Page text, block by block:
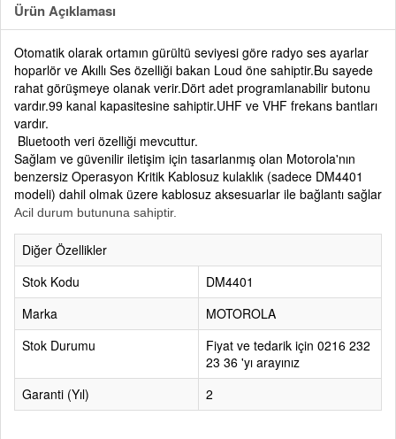
Ürün Açıklaması
Otomatik olarak ortamın gürültü seviyesi göre radyo ses ayarlar
hoparlör ve Akıllı Ses özelliği bakan Loud öne sahiptir.Bu sayede
rahat görüşmeye olanak verir.Dört adet programlanabilir butonu
vardır.99 kanal kapasitesine sahiptir.UHF ve VHF frekans bantları
vardır.
Bluetooth veri özelliği mevcuttur.
Sağlam ve güvenilir iletişim için tasarlanmış olan Motorola'nın
benzersiz Operasyon Kritik Kablosuz kulaklık (sadece DM4401
modeli) dahil olmak üzere kablosuz aksesuarlar ile bağlantı sağlar
Acil durum butununa sahiptir.
Diğer Özellikler
Stok Kodu
DM4401
Marka
MOTOROLA
Stok Durumu
Fiyat ve tedarik için 0216 232
23 36 'yı arayınız
Garanti (Yıl)
2